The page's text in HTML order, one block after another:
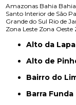
Amazonas Bahia Bahia
Santo Interior de São
Grande do Sul Rio de
Zona Leste Zona Oeste
Alto da Lapa
Alto de
Bairro do
Barra Funda